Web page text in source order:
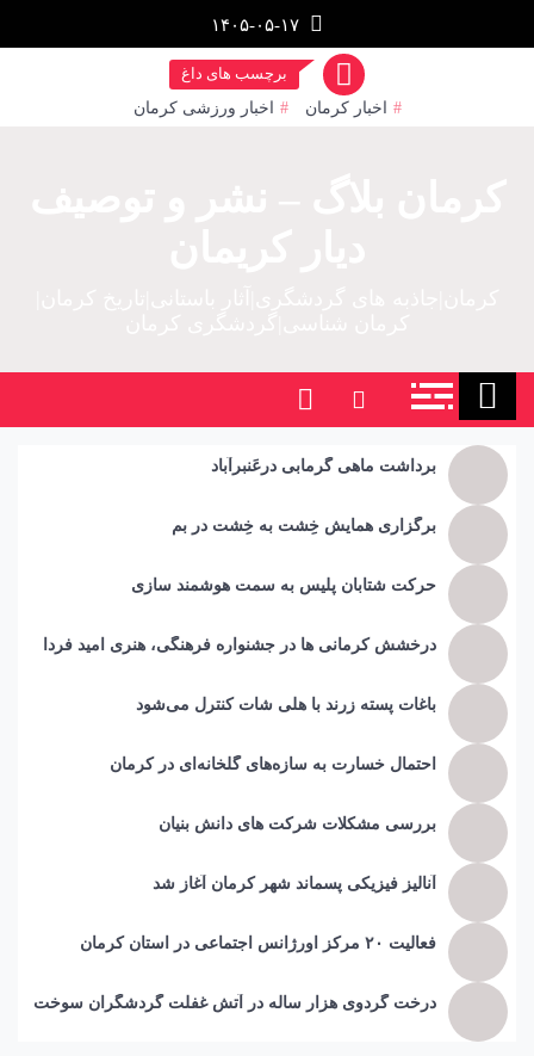
برچسب های داغ
اخبار کرمان اخبار ورزشی کرمان
برداشت ماهی گرمابی درعَنبرآباد
برگزاری همایش خِشت به خِشت در بم
حرکت شتابان پلیس به سمت هوشمند سازی
درخشش کرمانی ها در جشنواره فرهنگی، هنری امید فردا
باغات پسته زرند با هلی شات کنترل می‌شود
احتمال خسارت به ساز‌ه‌های گلخانه‌ای در کرمان
بررسی مشکلات شرکت های دانش بنیان
آنالیز فیزیکی پسماند شهر کرمان آغاز شد
فعالیت ۲۰ مرکز اورژانس اجتماعی در استان کرمان
درخت گردوی هزار ساله در آتش غفلت گردشگران سوخت